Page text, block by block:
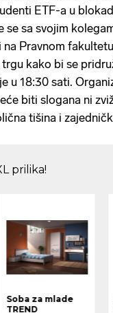
ETF-a u
se sa svojim
Pravnom
kako bi se
u 18:30 sati.
biti slogana ni
tišina i